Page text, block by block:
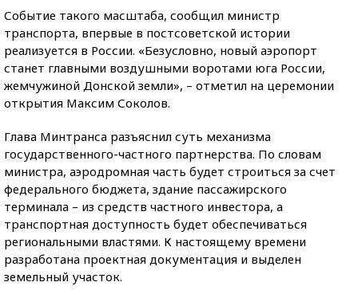
Событие такого масштаба, сообщил министр
транспорта, впервые в постсоветской истории
реализуется в России. «Безусловно, новый аэропорт
станет главными воздушными воротами юга России,
жемчужиной Донской земли», – отметил на церемонии
открытия Максим Соколов.
Глава Минтранса разъяснил суть механизма
государственного-частного партнерства. По словам
министра, аэродромная часть будет строиться за счет
федерального бюджета, здание пассажирского
терминала – из средств частного инвестора, а
транспортная доступность будет обеспечиваться
региональными властями. К настоящему времени
разработана проектная документация и выделен
земельный участок.